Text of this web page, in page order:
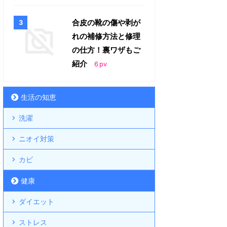
合皮の靴の傷や剥が
れの補修方法と修理
の仕方！裏ワザもご
紹介
6 pv
生活の知恵
洗濯
ニオイ対策
カビ
健康
ダイエット
ストレス